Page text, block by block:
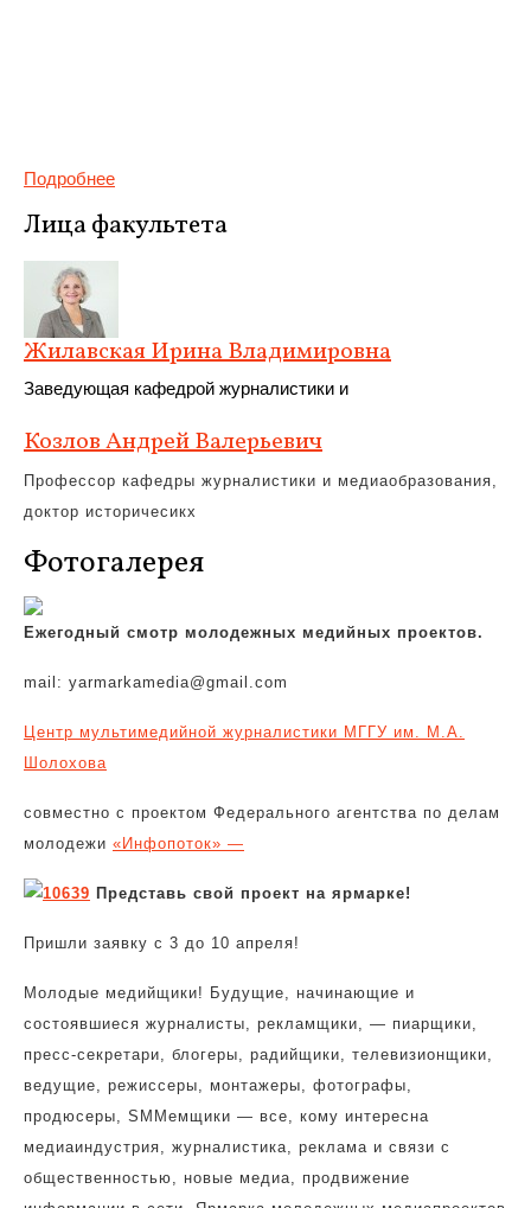
Подробнее
Лица факультета
Жилавская Ирина Владимировна
Заведующая кафедрой журналистики и
Козлов Андрей Валерьевич
Профессор кафедры журналистики и медиаобразования,
доктор историчесикх
Фотогалерея
Ежегодный смотр молодежных медийных проектов.
mail: yarmarkamedia@gmail.com
Центр мультимедийной журналистики МГГУ им. М.А.
Шолохова
совместно с проектом Федерального агентства по делам
молодежи «Инфопоток» —
Представь свой проект на ярмарке!
Пришли заявку с 3 до 10 апреля!
Молодые медийщики! Будущие, начинающие и
состоявшиеся журналисты, рекламщики, — пиарщики,
пресс-секретари, блогеры, радийщики, телевизионщики,
ведущие, режиссеры, монтажеры, фотографы,
продюсеры, SMMемщики — все, кому интересна
медиаиндустрия, журналистика, реклама и связи с
общественностью, новые медиа, продвижение